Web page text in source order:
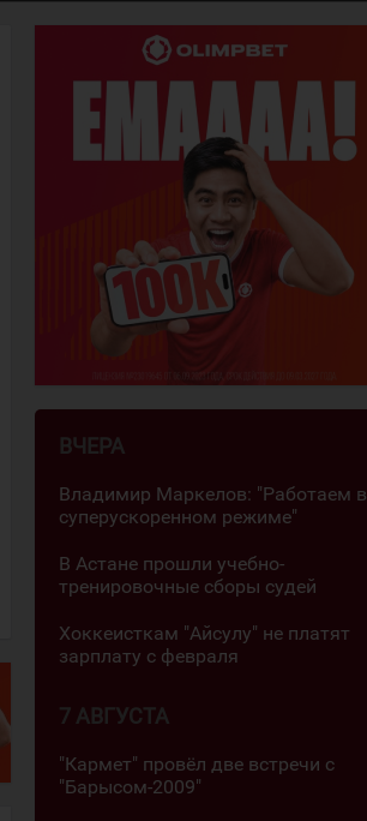
ВЧЕРА
Владимир Маркелов: "Работаем в
суперускоренном режиме"
В Астане прошли учебно-
тренировочные сборы судей
Хоккеисткам "Айсулу" не платят
зарплату с февраля
7 АВГУСТА
"Кармет" провёл две встречи с
"Барысом-2009"